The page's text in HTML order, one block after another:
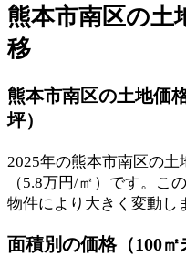
熊本市南区の土
移
熊本市南区の土地価
坪）
2025年の熊本市南区の
（5.8万円/㎡）です。こ
物件により大きく変動し
面積別の価格（100㎡